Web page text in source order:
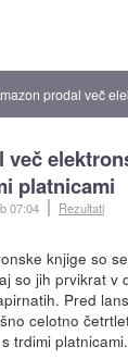
prodal več
več
platnicami
07:04 Rezultati
knjige so
so jih prvikrat v
Pred
celotno
trdimi platnicami.